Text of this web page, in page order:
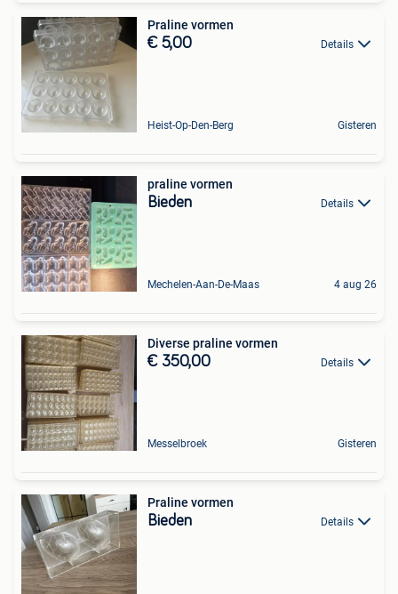
Praline vormen
€ 5,00 Details
Heist-Op-Den-Berg Gisteren
praline vormen
Bieden Details
Mechelen-Aan-De-Maas 4 aug 26
Diverse praline vormen
€ 350,00 Details
Messelbroek Gisteren
Praline vormen
Bieden Details